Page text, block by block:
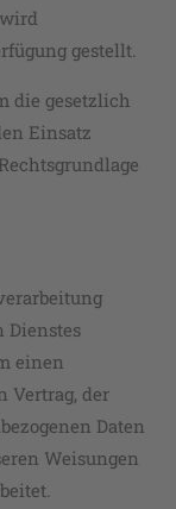
gestellt.
die gesetzlich
Einsatz
Dienstes
einen
Vertrag, der
Daten
Weisungen